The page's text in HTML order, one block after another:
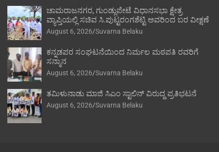
ಚಾಮರಾಜನಗರ, ಗುಂಡ್ಲುಪೇಟೆ ವಿಧಾನಸಭಾ ಕ್ಷೇತ್ರ
ವ್ಯಾಪ್ತಿಯಲ್ಲಿ ಸಚಿವ ಸಿ.ಪುಟ್ಟರಂಗಶೆಟ್ಟಿ ಅವರಿಂದ ಬರ ವೀಕ್ಷಣೆ
August 6, 2026 Suvarna Belaku
ಕನ್ನಡಪರ ಸಂಘಟನೆಯಿಂದ ನಿರ್ಮಲ ಮಠಪತಿ ರವರಿಗೆ
ಸನ್ಮಾನ
August 6, 2026 Suvarna Belaku
ತಮಿಳುನಾಡು ಮಾಜಿ ಸಿಎಂ ಸ್ಟಾಲಿನ್ ವಿರುದ್ದ ಪ್ರತಿಭಟನೆ
August 6, 2026 Suvarna Belaku